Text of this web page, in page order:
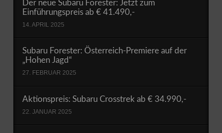
Der neue Subaru Forester: Jetzt zum
Einführungspreis ab € 41.490,-
14. APRIL 2025
Subaru Forester: Österreich-Premiere auf der
„Hohen Jagd“
27. FEBRUAR 2025
Aktionspreis: Subaru Crosstrek ab € 34.990,-
22. JANUAR 2025